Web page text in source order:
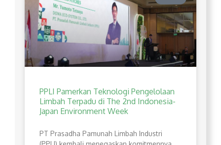
PPLI Pamerkan Teknologi Pengelolaan
Limbah Terpadu di The 2nd Indonesia-
Japan Environment Week
PT Prasadha Pamunah Limbah Industri